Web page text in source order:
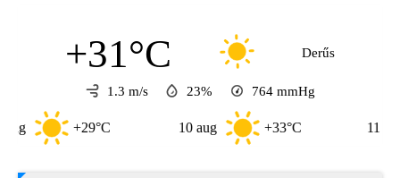
+31°C Derűs
1.3 m/s 23% 764 mmHg
10 aug +33°C 11 aug